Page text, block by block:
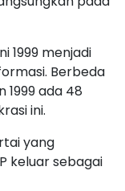
1999 menjadi
Berbeda
1999 ada 48
ini.
yang
keluar sebagai